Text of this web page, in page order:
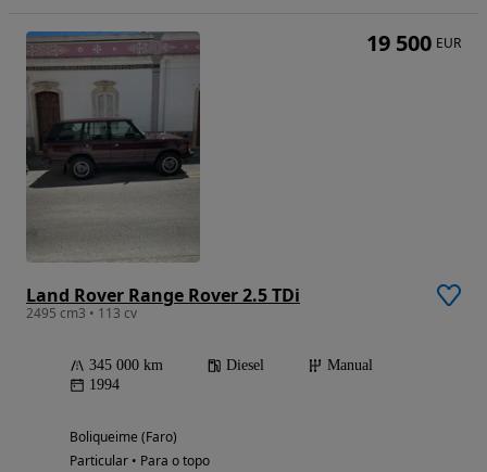
Land Rover Range Rover 2.5 TDi
2495 cm3 • 113 cv
345 000 km Diesel
Manual
1994
Boliqueime (Faro)
Particular • Para o topo
19 500 EUR